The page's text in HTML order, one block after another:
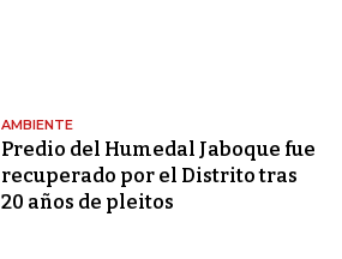
AMBIENTE
Predio del Humedal Jaboque fue
recuperado por el Distrito tras
20 años de pleitos